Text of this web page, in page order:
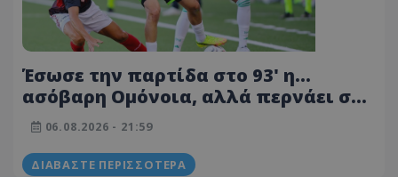
Έσωσε την παρτίδα στο 93' η...
ασόβαρη Ομόνοια, αλλά περνάει στη
ρεβάνς!
06.08.2026 - 21:59
ΔΙΑΒΆΣΤΕ ΠΕΡΙΣΣΌΤΕΡΑ